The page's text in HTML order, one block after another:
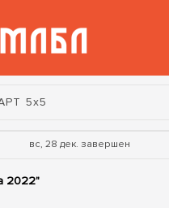
5х5
вс, 28 дек. завершен
2022"